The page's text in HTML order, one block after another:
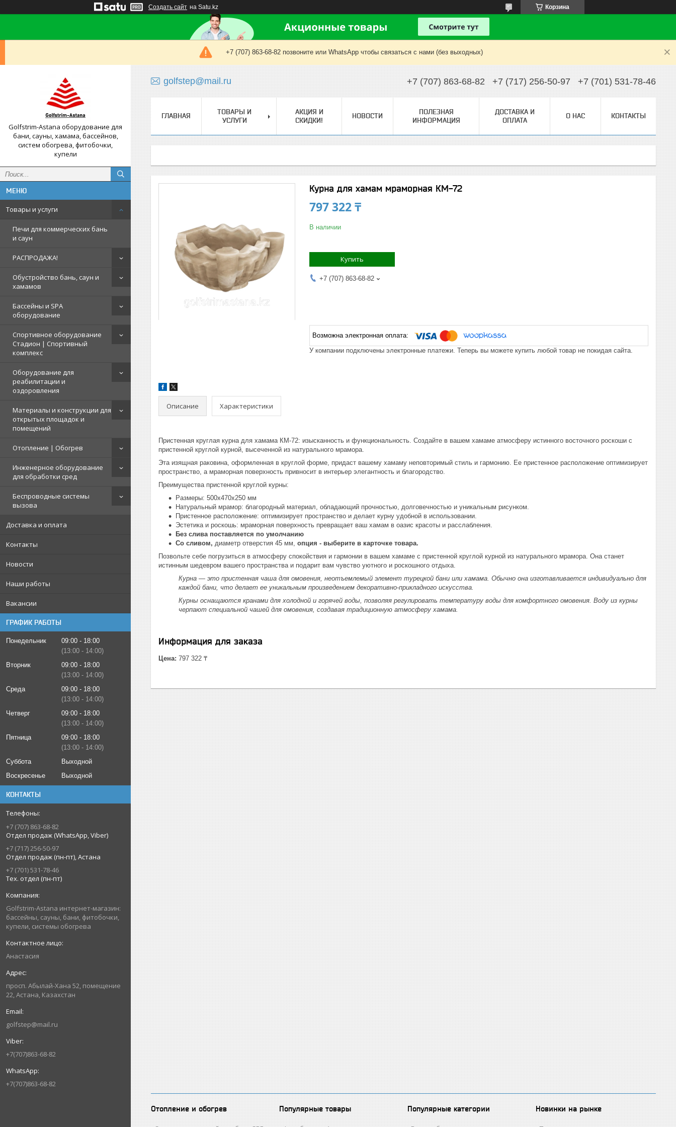
Создать сайт на Satu.kz Корзина
+7 (707) 863-68-82 позвоните или WhatsApp чтобы связаться с нами (без выходных)
Golfstrim-Astana оборудование для
бани, сауны, хамама, бассейнов,
систем обогрева, фитобочки,
купели
Товары и услуги
Печи для коммерческих бань
и саун
РАСПРОДАЖА!
Обустройство бань, саун и
хамамов
Бассейны и SPA
оборудование
Спортивное оборудование
Стадион | Cпортивный
комплекс
Оборудование для
реабилитации и
оздоровления
Материалы и конструкции для
открытых площадок и
помещений
Отопление | Обогрев
Инженерное оборудование
для обработки сред
Беспроводные системы
вызова
Доставка и оплата
Контакты
Новости
Наши работы
Вакансии
ГРАФИК РАБОТЫ
Понедельник 09:00
18:00
13:00
14:00
Вторник
09:00
18:00
13:00
14:00
Среда
09:00
18:00
13:00
14:00
Четверг
09:00
18:00
13:00
14:00
Пятница
09:00
18:00
13:00
14:00
Суббота
Выходной
Воскресенье
Выходной
КОНТАКТЫ
+7 (707) 863-68-82
Отдел продаж (WhatsApp, Viber)
+7 (717) 256-50-97
Отдел продаж (пн-пт), Астана
+7 (701) 531-78-46
Тех. отдел (пн-пт)
Golfstrim-Astana интернет-магазин:
бассейны, сауны, бани, фитобочки,
купели, системы обогрева
Анастасия
просп. Абылай-Хана 52, помещение
22, Астана, Казахстан
golfstep@mail.ru
+7(707)863-68-82
+7(707)863-68-82
golfstep@mail.ru +7 (707) 863-68-82 +7 (717) 256-50-97 +7 (701) 531-78-46
ГЛАВНАЯ
ТОВАРЫ И
УСЛУГИ
АКЦИЯ И
СКИДКИ!
НОВОСТИ
ПОЛЕЗНАЯ
ИНФОРМАЦИЯ
ДОСТАВКА И
ОПЛАТА
О НАС КОНТАКТЫ
Курна для хамам мраморная КМ-72
797 322 ₸
В наличии
Купить
+7 (707) 863-68-82
У компании подключены электронные платежи. Теперь вы можете купить любой товар не покидая сайта.
Описание Характеристики
Пристенная круглая курна для хамама КМ-72: изысканность и функциональность. Создайте в вашем хамаме атмосферу истинного восточного роскоши с
пристенной круглой курной, высеченной из натурального мрамора.
Эта изящная раковина, оформленная в круглой форме, придаст вашему хамаму неповторимый стиль и гармонию. Ее пристенное расположение оптимизирует
пространство, а мраморная поверхность привносит в интерьер элегантность и благородство.
Преимущества пристенной круглой курны:
Размеры: 500х470х250 мм
Натуральный мрамор: благородный материал, обладающий прочностью, долговечностью и уникальным рисунком.
Пристенное расположение: оптимизирует пространство и делает курну удобной в использовании.
Эстетика и роскошь: мраморная поверхность превращает ваш хамам в оазис красоты и расслабления.
Без слива поставляется по умолчанию
Со сливом, диаметр отверстия 45 мм, опция - выберите в карточке товара.
Позвольте себе погрузиться в атмосферу спокойствия и гармонии в вашем хамаме с пристенной круглой курной из натурального мрамора. Она станет
истинным шедевром вашего пространства и подарит вам чувство уютного и роскошного отдыха.
Курна — это пристенная чаша для омовения, неотъемлемый элемент турецкой бани или хамама. Обычно она изготавливается индивидуально для
каждой бани, что делает ее уникальным произведением декоративно-прикладного искусства.
Курны оснащаются кранами для холодной и горячей воды, позволяя регулировать температуру воды для комфортного омовения. Воду из курны
черпают специальной чашей для омовения, создавая традиционную атмосферу хамама.
Информация для заказа
Цена: 797 322 ₸
Отопление и обогрев Популярные товары Популярные категории Новинки на рынке